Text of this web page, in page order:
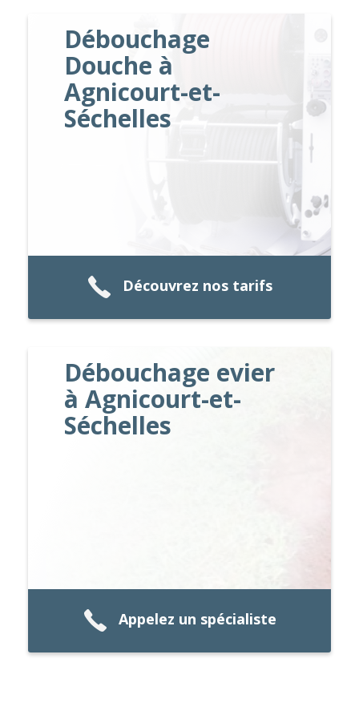
Débouchage
Douche à
Agnicourt-et-
Séchelles
Découvrez nos tarifs
Débouchage evier
à Agnicourt-et-
Séchelles
Appelez un spécialiste